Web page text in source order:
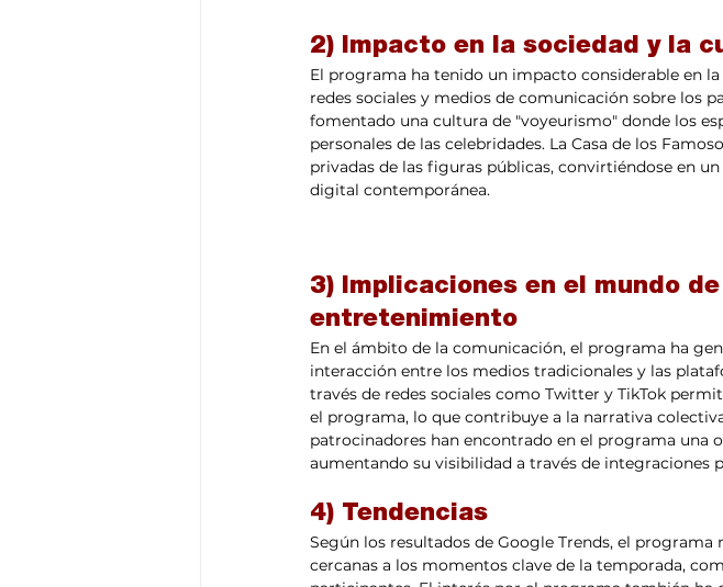
2) Impacto en la sociedad y la
El programa ha tenido un impacto considerable en
redes sociales y medios de comunicación sobre los
fomentado una cultura de "voyeurismo" donde los
personales de las celebridades. La Casa de los
privadas de las figuras públicas, convirtiéndose en
digital contemporánea.
3) Implicaciones en el mundo
entretenimiento
En el ámbito de la comunicación, el programa ha
interacción entre los medios tradicionales y las
través de redes sociales como Twitter y TikTok
el programa, lo que contribuye a la narrativa
patrocinadores han encontrado en el programa una
aumentando su visibilidad a través de
4) Tendencias
Según los resultados de Google Trends, el
cercanas a los momentos clave de la temporada,